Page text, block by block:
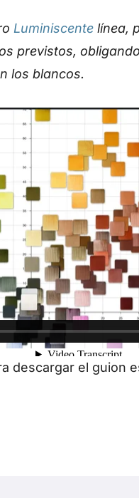
Luminiscente línea,
previstos,
los blancos.
descargar el guion